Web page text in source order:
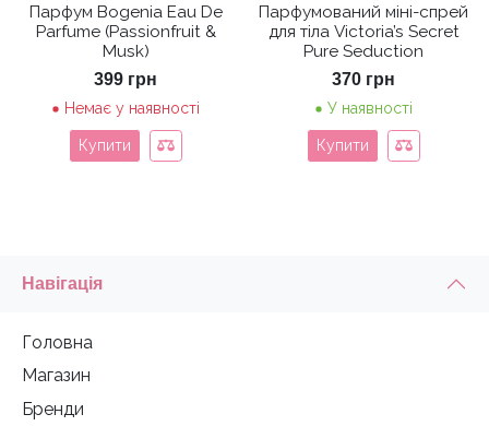
Парфум Bogenia Eau De
Parfume (Passionfruit &
Musk)
399 грн
Немає у наявності
Купити
Парфумований міні-спрей
для тіла Victoria’s Secret
Pure Seduction
370 грн
У наявності
Купити
Навігація
Головна
Магазин
Бренди